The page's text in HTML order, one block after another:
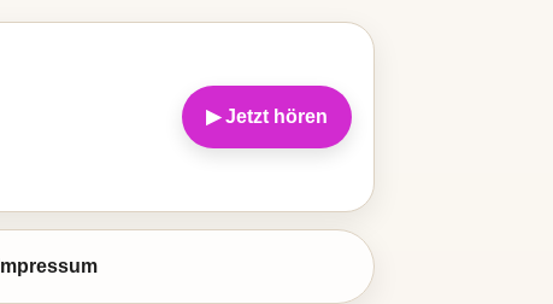
▶ Jetzt hören
Impressum